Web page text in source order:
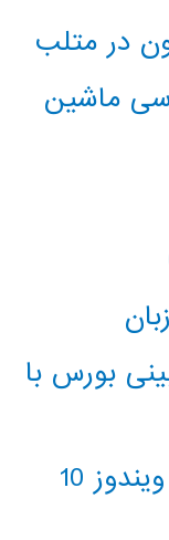
در متلب
ماشین
بورس با